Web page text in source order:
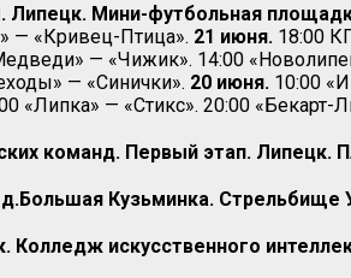
Мини-футбольная
— «Кривец-Птица». 21 июня. 18:00
— «Чижик». 14:00
— «Синички». 20 июня. 10:00
«Липка» — «Стикс». 20:00 «Бекарт-
команд. Первый этап. Липецк.
д.Большая Кузьминка.
искусственного